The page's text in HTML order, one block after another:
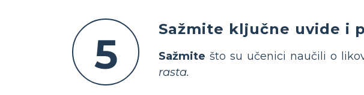
5
Sažmite ključne uvide i
Sažmite što su učenici naučili o
rasta.